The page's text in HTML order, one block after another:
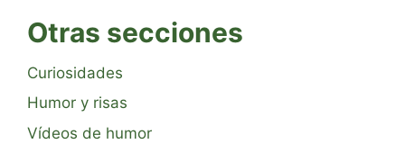
Otras secciones
Curiosidades
Humor y risas
Vídeos de humor